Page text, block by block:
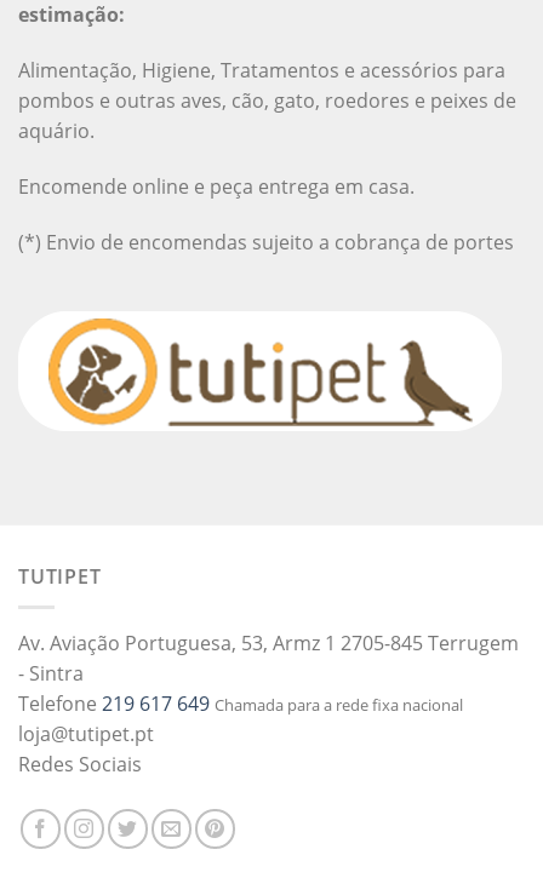
estimação:
Alimentação, Higiene, Tratamentos e acessórios para
pombos e outras aves, cão, gato, roedores e peixes de
aquário.
Encomende online e peça entrega em casa.
(*) Envio de encomendas sujeito a cobrança de portes
TUTIPET
Av. Aviação Portuguesa, 53, Armz 1 2705-845 Terrugem
- Sintra
Telefone 219 617 649 Chamada para a rede fixa nacional
loja@tutipet.pt
Redes Sociais